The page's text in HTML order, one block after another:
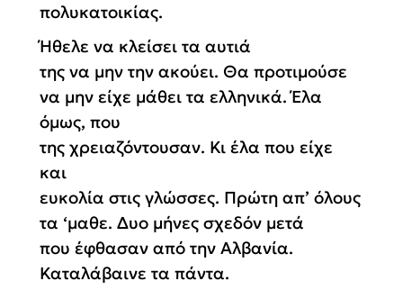
πολυκατοικίας.
Ήθελε να κλείσει τα αυτιά
της να μην την ακούει. Θα προτιμούσε
να μην είχε μάθει τα ελληνικά. Έλα
όμως, που
της χρειαζόντουσαν. Κι έλα που είχε
και
ευκολία στις γλώσσες. Πρώτη απ’ όλους
τα ‘μαθε. Δυο μήνες σχεδόν μετά
που έφθασαν από την Αλβανία.
Καταλάβαινε τα πάντα.